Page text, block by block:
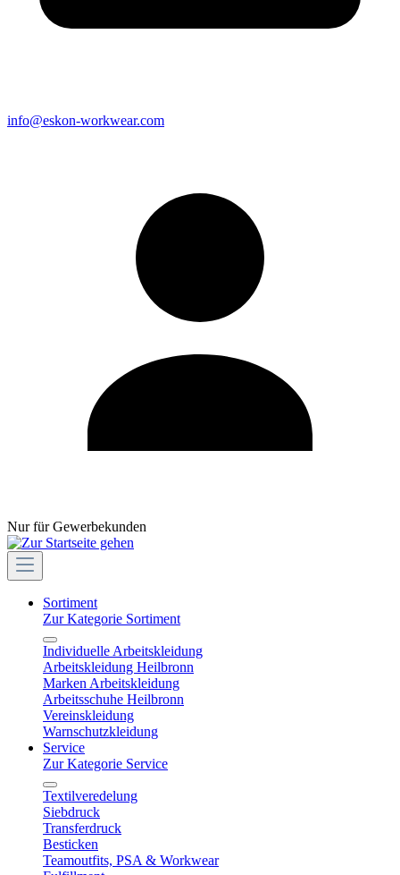
info@eskon-workwear.com
Nur für Gewerbekunden
Sortiment
Zur Kategorie Sortiment
Individuelle Arbeitskleidung
Arbeitskleidung Heilbronn
Marken Arbeitskleidung
Arbeitsschuhe Heilbronn
Vereinskleidung
Warnschutzkleidung
Service
Zur Kategorie Service
Textilveredelung
Siebdruck
Transferdruck
Besticken
Teamoutfits, PSA & Workwear